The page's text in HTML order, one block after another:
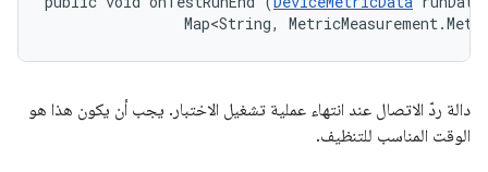
Map<String,
دالة ردّ الاتصال عند انتهاء عملية تشغيل الاختبار. يجب أن يكون هذا هو
الوقت المناسب للتنظيف.